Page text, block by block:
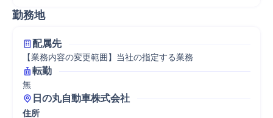
勤務地
配属先
【業務内容の変更範囲】当社の指定する業務
転勤
無
日の丸自動車株式会社
住所